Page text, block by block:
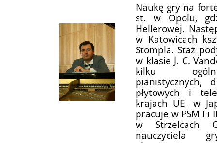
Naukę gry na
st. w Opolu,
Hellerowej.
w Katowicach
Stompla. Staż
w klasie J. C.
kilku
pianistycznych,
płytowych i
krajach UE, w
pracuje w PSM I i
w Strzelcach